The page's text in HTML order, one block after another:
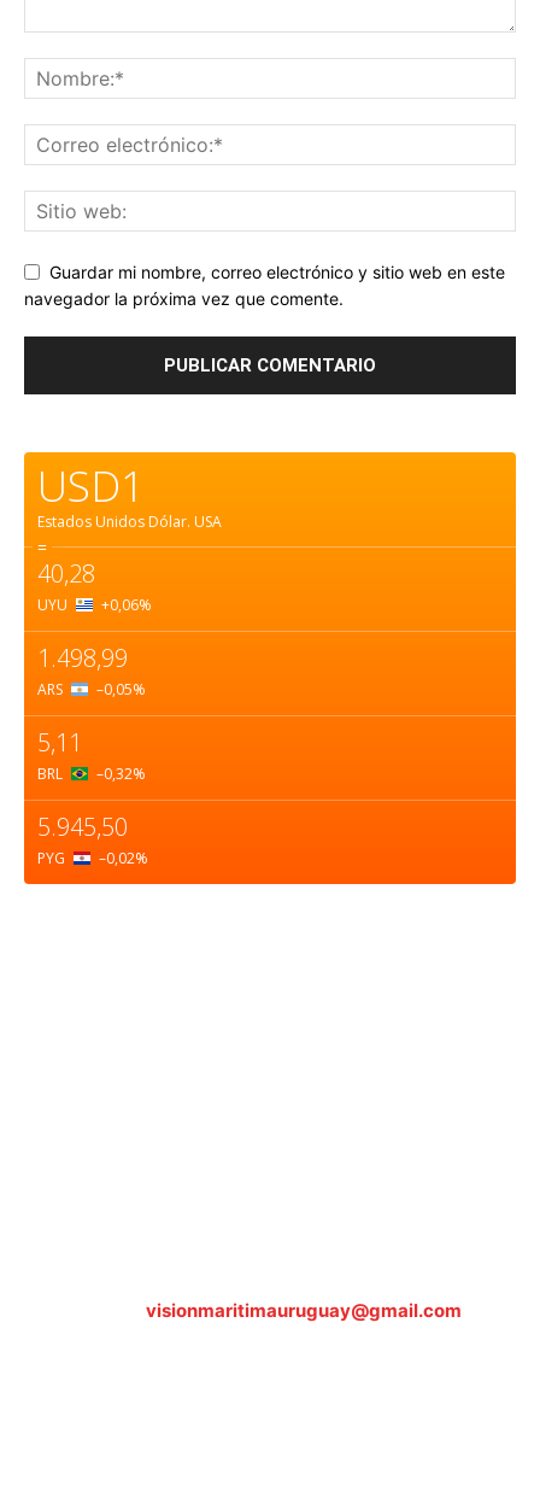
Guardar mi nombre, correo electrónico y sitio web en este
navegador la próxima vez que comente.
USD1
Estados Unidos Dólar. USA
=
40,28
UYU +0,06%
1.498,99
ARS –0,05%
5,11
BRL –0,32%
5.945,50
PYG –0,02%
visionmaritimauruguay@gmail.com